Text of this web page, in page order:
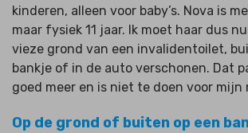
kinderen, alleen voor baby’s. Nova is
maar fysiek 11 jaar. Ik moet haar dus
vieze grond van een invalidentoilet,
bankje of in de auto verschonen. Dat
goed meer en is niet te doen voor mijn
Op de grond of buiten op een